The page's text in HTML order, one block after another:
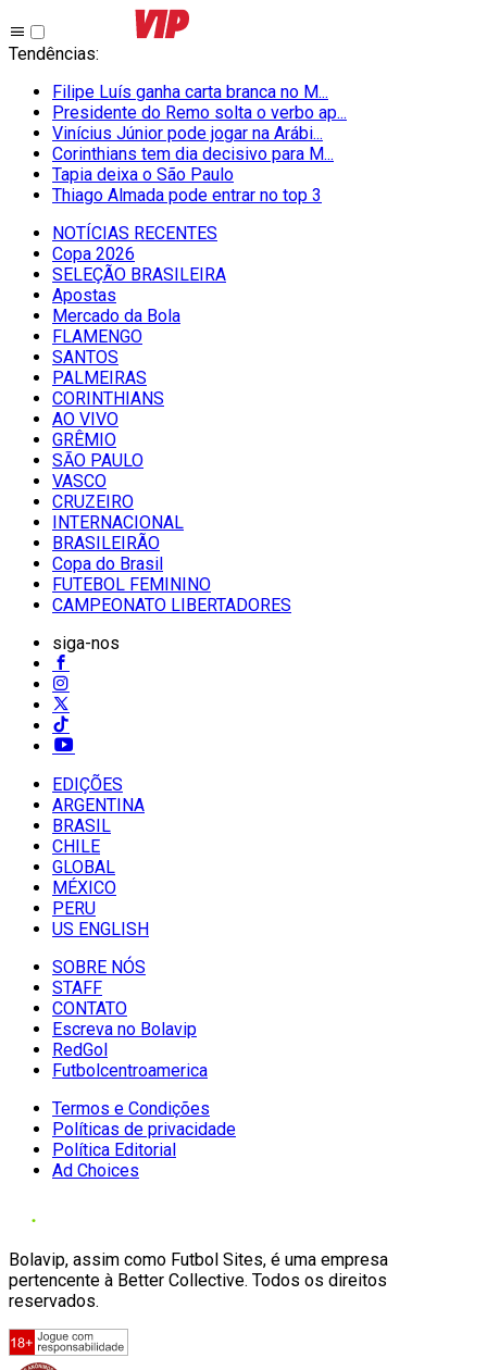
Tendências:
Filipe Luís ganha carta branca no M...
Presidente do Remo solta o verbo ap...
Vinícius Júnior pode jogar na Arábi...
Corinthians tem dia decisivo para M...
Tapia deixa o São Paulo
Thiago Almada pode entrar no top 3
NOTÍCIAS RECENTES
Copa 2026
SELEÇÃO BRASILEIRA
Apostas
Mercado da Bola
FLAMENGO
SANTOS
PALMEIRAS
CORINTHIANS
AO VIVO
GRÊMIO
SĀO PAULO
VASCO
CRUZEIRO
INTERNACIONAL
BRASILEIRÃO
Copa do Brasil
FUTEBOL FEMININO
CAMPEONATO LIBERTADORES
siga-nos
EDIÇÕES
ARGENTINA
BRASIL
CHILE
GLOBAL
MÉXICO
PERU
US ENGLISH
SOBRE NÓS
STAFF
CONTATO
Escreva no Bolavip
RedGol
Futbolcentroamerica
Termos e Condições
Políticas de privacidade
Política Editorial
Ad Choices
Bolavip, assim como Futbol Sites, é uma empresa
pertencente à Better Collective. Todos os direitos
reservados.